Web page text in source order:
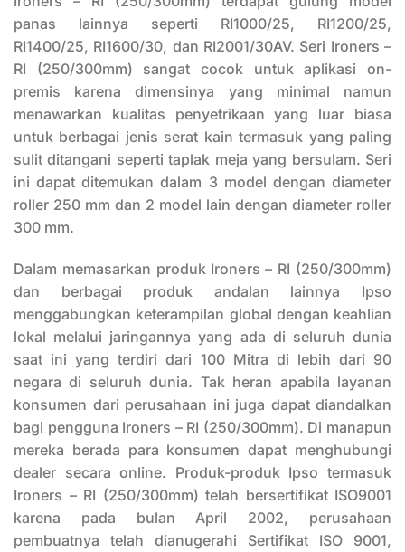
panas lainnya seperti RI1000/25, RI1200/25,
RI1400/25, RI1600/30, dan RI2001/30AV. Seri Ironers –
RI (250/300mm) sangat cocok untuk aplikasi on-
premis karena dimensinya yang minimal namun
menawarkan kualitas penyetrikaan yang luar biasa
untuk berbagai jenis serat kain termasuk yang paling
sulit ditangani seperti taplak meja yang bersulam. Seri
ini dapat ditemukan dalam 3 model dengan diameter
roller 250 mm dan 2 model lain dengan diameter roller
300 mm.
Dalam memasarkan produk Ironers – RI (250/300mm)
dan berbagai produk andalan lainnya Ipso
menggabungkan keterampilan global dengan keahlian
lokal melalui jaringannya yang ada di seluruh dunia
saat ini yang terdiri dari 100 Mitra di lebih dari 90
negara di seluruh dunia. Tak heran apabila layanan
konsumen dari perusahaan ini juga dapat diandalkan
bagi pengguna Ironers – RI (250/300mm). Di manapun
mereka berada para konsumen dapat menghubungi
dealer secara online. Produk-produk Ipso termasuk
Ironers – RI (250/300mm) telah bersertifikat ISO9001
karena pada bulan April 2002, perusahaan
pembuatnya telah dianugerahi Sertifikat ISO 9001,